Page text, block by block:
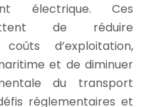
électrique. Ces
de réduire
d’exploitation,
et de diminuer
du transport
réglementaires et